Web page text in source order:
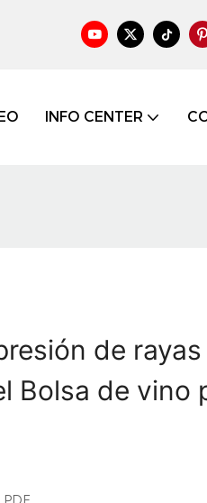
INFO CENTER
de
Bolsa de vino